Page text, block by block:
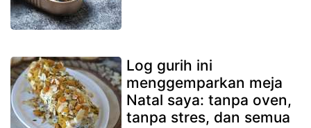
Log gurih ini
menggemparkan meja
Natal saya: tanpa oven,
tanpa stres, dan semua